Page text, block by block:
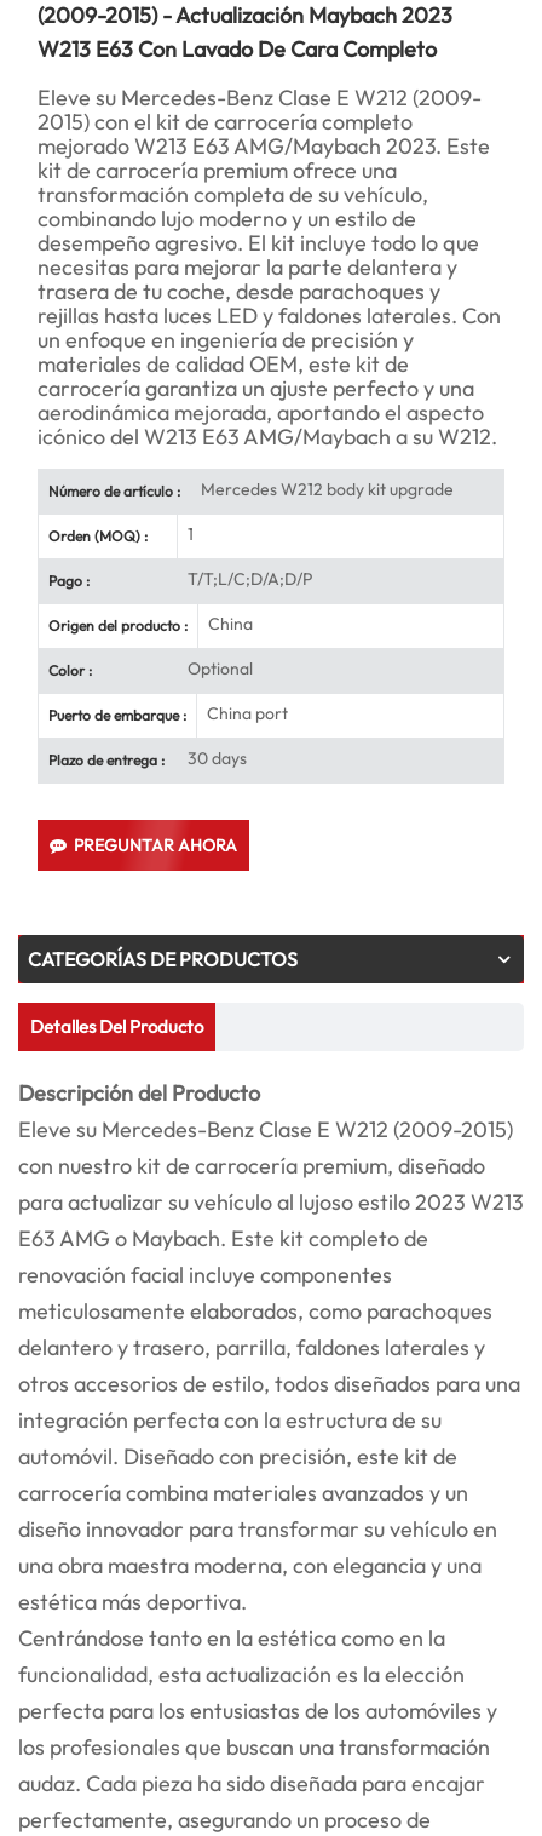
(2009-2015) - Actualización Maybach 2023
W213 E63 Con Lavado De Cara Completo
Eleve su Mercedes-Benz Clase E W212 (2009-
2015) con el kit de carrocería completo
mejorado W213 E63 AMG/Maybach 2023. Este
kit de carrocería premium ofrece una
transformación completa de su vehículo,
combinando lujo moderno y un estilo de
desempeño agresivo. El kit incluye todo lo que
necesitas para mejorar la parte delantera y
trasera de tu coche, desde parachoques y
rejillas hasta luces LED y faldones laterales. Con
un enfoque en ingeniería de precisión y
materiales de calidad OEM, este kit de
carrocería garantiza un ajuste perfecto y una
aerodinámica mejorada, aportando el aspecto
icónico del W213 E63 AMG/Maybach a su W212.
Número de artículo : Mercedes W212 body kit upgrade
Orden (MOQ) : 1
Pago : T/T;L/C;D/A;D/P
Origen del producto : China
Color : Optional
Puerto de embarque : China port
Plazo de entrega : 30 days
PREGUNTAR AHORA
CATEGORÍAS DE PRODUCTOS
Detalles Del Producto
Descripción del Producto
Eleve su Mercedes-Benz Clase E W212 (2009-2015)
con nuestro kit de carrocería premium, diseñado
para actualizar su vehículo al lujoso estilo 2023 W213
E63 AMG o Maybach. Este kit completo de
renovación facial incluye componentes
meticulosamente elaborados, como parachoques
delantero y trasero, parrilla, faldones laterales y
otros accesorios de estilo, todos diseñados para una
integración perfecta con la estructura de su
automóvil. Diseñado con precisión, este kit de
carrocería combina materiales avanzados y un
diseño innovador para transformar su vehículo en
una obra maestra moderna, con elegancia y una
estética más deportiva.
Centrándose tanto en la estética como en la
funcionalidad, esta actualización es la elección
perfecta para los entusiastas de los automóviles y
los profesionales que buscan una transformación
audaz. Cada pieza ha sido diseñada para encajar
perfectamente, asegurando un proceso de